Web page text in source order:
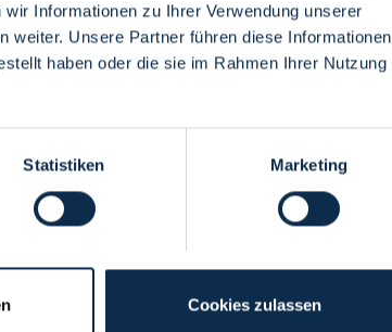
Informationen zu Ihrer Verwendung unserer
weiter. Unsere Partner führen diese Informationen
haben oder die sie im Rahmen Ihrer Nutzung
Statistiken Marketing
Cookies zulassen